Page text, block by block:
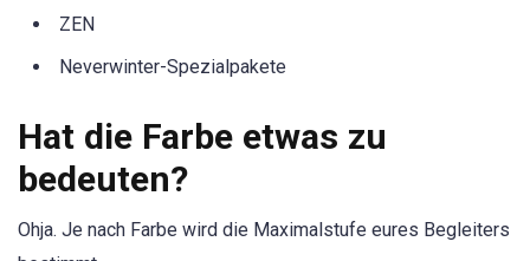
ZEN
Neverwinter-Spezialpakete
Hat die Farbe etwas zu
bedeuten?
Ohja. Je nach Farbe wird die Maximalstufe eures Begleiters